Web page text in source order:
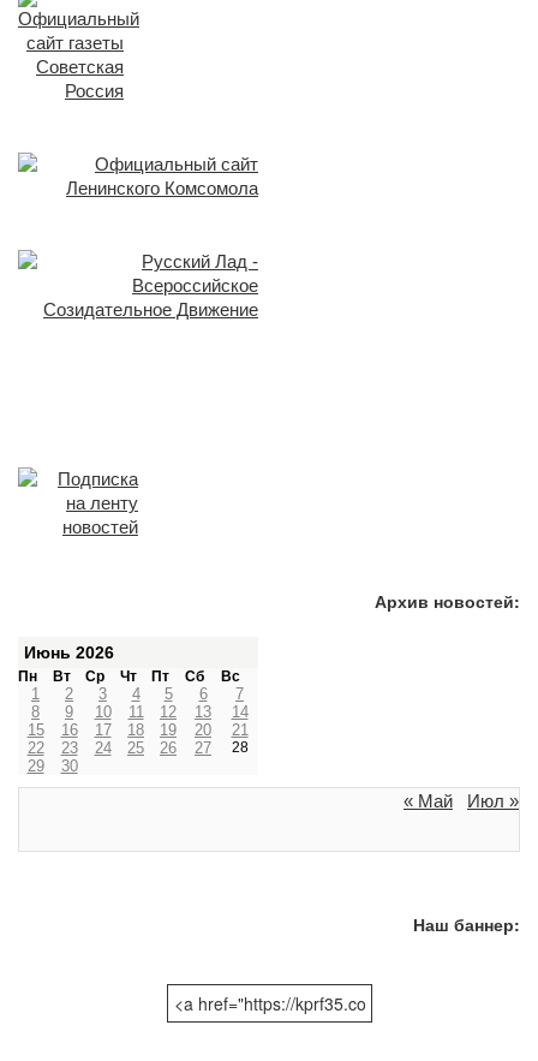
Архив новостей:
Июнь 2026
Пн Вт Ср Чт Пт Сб Вс
1 2 3 4 5 6
7
8
9 10 11 12 13
14
15
16 17 18 19 20
21
22
23 24 25 26 27 28
29 30
« Май Июл »
Наш баннер: